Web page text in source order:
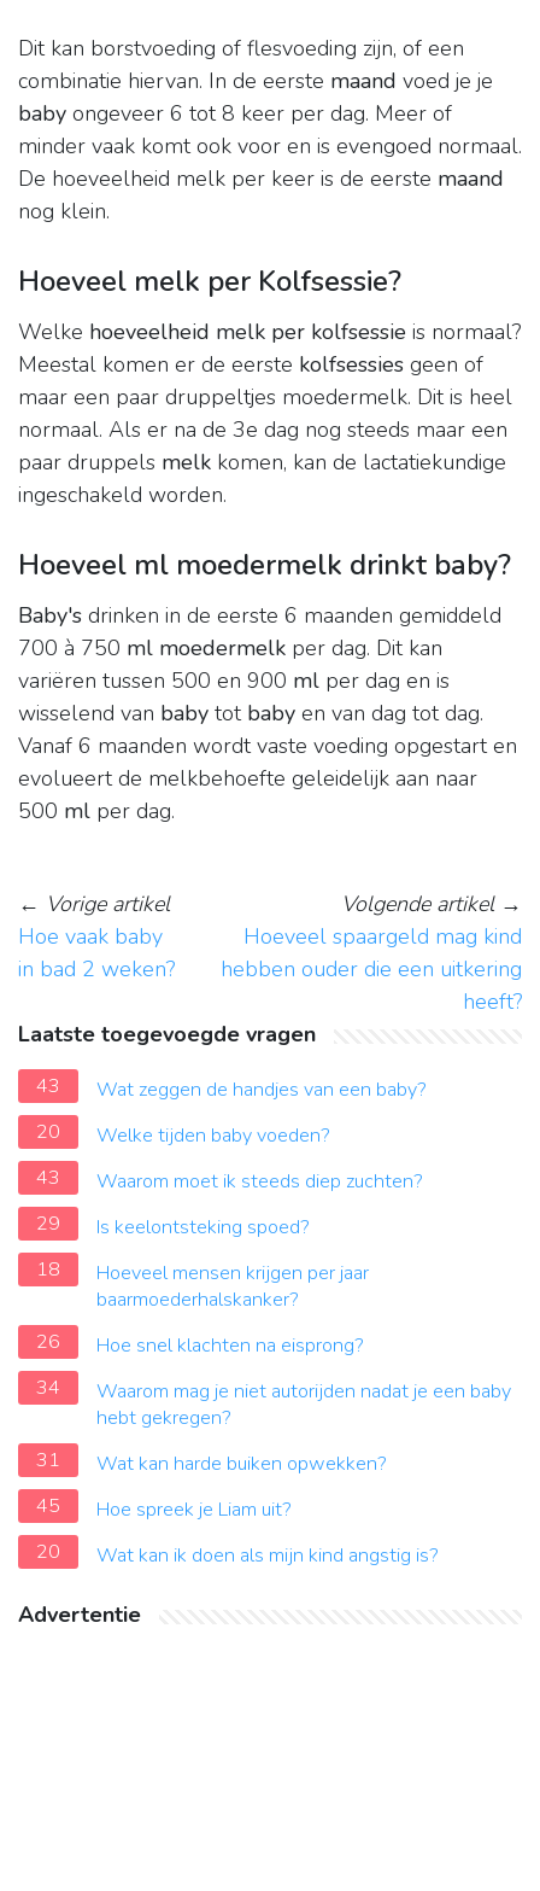
Dit kan borstvoeding of flesvoeding zijn, of een
combinatie hiervan. In de eerste maand voed je je
baby ongeveer 6 tot 8 keer per dag. Meer of
minder vaak komt ook voor en is evengoed normaal.
De hoeveelheid melk per keer is de eerste maand
nog klein.
Hoeveel melk per Kolfsessie?
Welke hoeveelheid melk per kolfsessie is normaal?
Meestal komen er de eerste kolfsessies geen of
maar een paar druppeltjes moedermelk. Dit is heel
normaal. Als er na de 3e dag nog steeds maar een
paar druppels melk komen, kan de lactatiekundige
ingeschakeld worden.
Hoeveel ml moedermelk drinkt baby?
Baby's drinken in de eerste 6 maanden gemiddeld
700 à 750 ml moedermelk per dag. Dit kan
variëren tussen 500 en 900 ml per dag en is
wisselend van baby tot baby en van dag tot dag.
Vanaf 6 maanden wordt vaste voeding opgestart en
evolueert de melkbehoefte geleidelijk aan naar
500 ml per dag.
← Vorige artikel
Hoe vaak baby
in bad 2 weken?
Volgende artikel→
Hoeveel spaargeld mag kind
hebben ouder die een uitkering
heeft?
Laatste toegevoegde vragen
43
Wat zeggen de handjes van een baby?
20
Welke tijden baby voeden?
43
Waarom moet ik steeds diep zuchten?
29
Is keelontsteking spoed?
18
Hoeveel mensen krijgen per jaar
baarmoederhalskanker?
26
Hoe snel klachten na eisprong?
34
Waarom mag je niet autorijden nadat je een baby
hebt gekregen?
31
Wat kan harde buiken opwekken?
45
Hoe spreek je Liam uit?
20
Wat kan ik doen als mijn kind angstig is?
Advertentie